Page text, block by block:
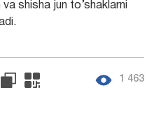
shisha jun to’shaklarni
1 463